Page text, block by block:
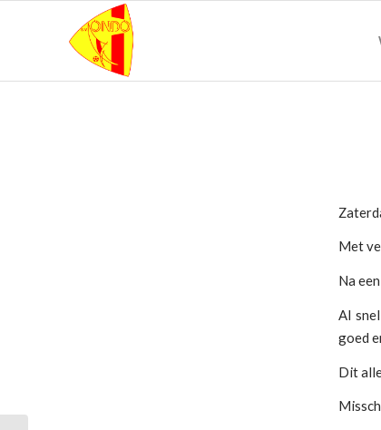
Met
Na
Al
goed
Dit